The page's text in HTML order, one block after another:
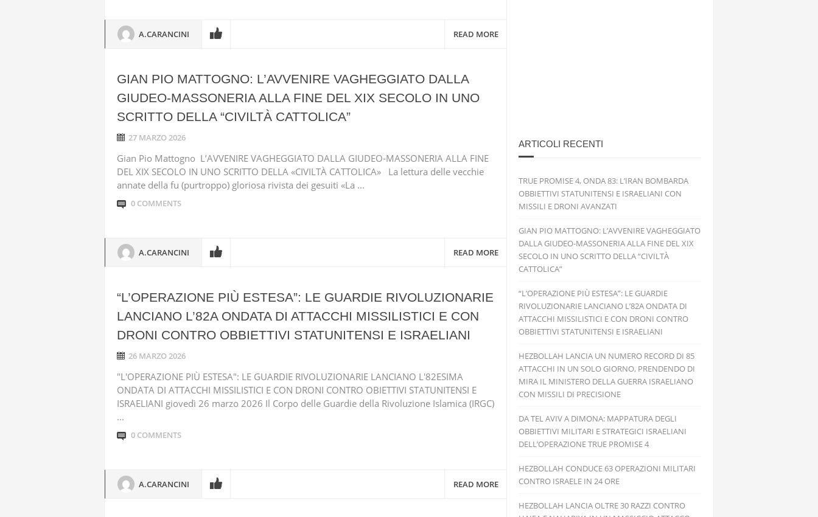
A.CARANCINI READ MORE
GIAN PIO MATTOGNO: L’AVVENIRE VAGHEGGIATO DALLA
GIUDEO-MASSONERIA ALLA FINE DEL XIX SECOLO IN UNO
SCRITTO DELLA “CIVILTÀ CATTOLICA”
27 MARZO 2026
Gian Pio Mattogno L’AVVENIRE VAGHEGGIATO DALLA GIUDEO-MASSONERIA ALLA FINE
DEL XIX SECOLO IN UNO SCRITTO DELLA «CIVILTÀ CATTOLICA» La lettura delle vecchie
annate della fu (purtroppo) gloriosa rivista dei gesuiti «La ...
0 COMMENTS
A.CARANCINI READ MORE
“L’OPERAZIONE PIÙ ESTESA”: LE GUARDIE RIVOLUZIONARIE
LANCIANO L’82A ONDATA DI ATTACCHI MISSILISTICI E CON
DRONI CONTRO OBBIETTIVI STATUNITENSI E ISRAELIANI
26 MARZO 2026
"L'OPERAZIONE PIÙ ESTESA": LE GUARDIE RIVOLUZIONARIE LANCIANO L'82ESIMA
ONDATA DI ATTACCHI MISSILISTICI E CON DRONI CONTRO OBIETTIVI STATUNITENSI E
ISRAELIANI giovedì 26 marzo 2026 Il Corpo delle Guardie della Rivoluzione Islamica (IRGC)
...
0 COMMENTS
A.CARANCINI READ MORE
ARTICOLI RECENTI
TRUE PROMISE 4, ONDA 83: L’IRAN BOMBARDA
OBBIETTIVI STATUNITENSI E ISRAELIANI CON
MISSILI E DRONI AVANZATI
GIAN PIO MATTOGNO: L’AVVENIRE VAGHEGGIATO
DALLA GIUDEO-MASSONERIA ALLA FINE DEL XIX
SECOLO IN UNO SCRITTO DELLA “CIVILTÀ
CATTOLICA”
“L’OPERAZIONE PIÙ ESTESA”: LE GUARDIE
RIVOLUZIONARIE LANCIANO L’82A ONDATA DI
ATTACCHI MISSILISTICI E CON DRONI CONTRO
OBBIETTIVI STATUNITENSI E ISRAELIANI
HEZBOLLAH LANCIA UN NUMERO RECORD DI 85
ATTACCHI IN UN SOLO GIORNO, PRENDENDO DI
MIRA IL MINISTERO DELLA GUERRA ISRAELIANO
CON MISSILI DI PRECISIONE
DA TEL AVIV A DIMONA: MAPPATURA DEGLI
OBBIETTIVI MILITARI E STRATEGICI ISRAELIANI
DELL’OPERAZIONE TRUE PROMISE 4
HEZBOLLAH CONDUCE 63 OPERAZIONI MILITARI
CONTRO ISRAELE IN 24 ORE
HEZBOLLAH LANCIA OLTRE 30 RAZZI CONTRO